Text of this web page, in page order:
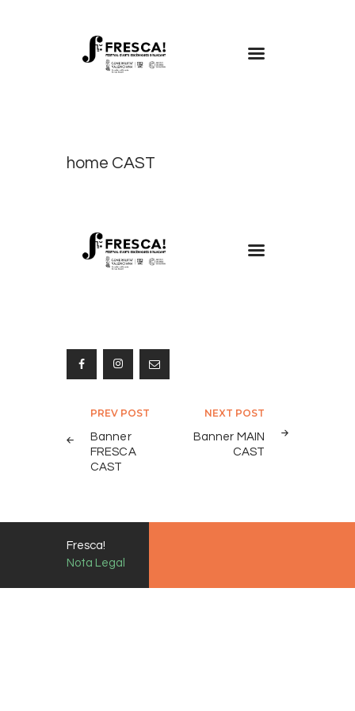
home CAST
Navegación
de
entradas
PREV POST
Banner
FRESCA
CAST
NEXT POST
Banner MAIN
CAST
Fresca!
Nota Legal